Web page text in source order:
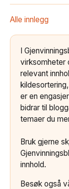
Alle innlegg
I
virksomheter
relevant
er en
bidrar til
temaer du
Bruk gjerne
innhold.
Besøk også